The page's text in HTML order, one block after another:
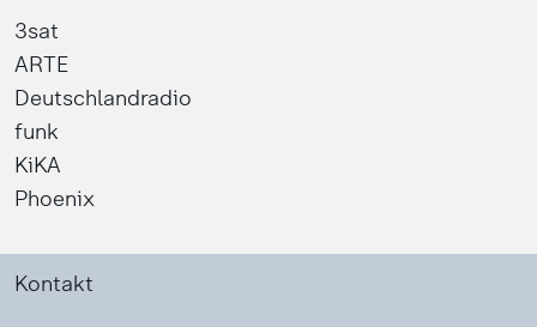
3sat
ARTE
Deutschlandradio
funk
KiKA
Phoenix
Kontakt